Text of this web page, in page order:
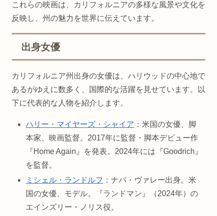
これらの映画は、カリフォルニアの多様な風景や文化を
反映し、州の魅力を世界に伝えています。
出身女優
カリフォルニア州出身の女優は、ハリウッドの中心地で
あるがゆえに数多く、国際的な活躍を見せています。以
下に代表的な人物を紹介します。
ハリー・マイヤーズ・シャイア ：米国の女優、脚
本家、映画監督。2017年に監督・脚本デビュー作
『Home Again』を発表。2024年には『Goodrich』
を監督。
ミシェル・ランドルフ ：ナパ・ヴァレー出身。米
国の女優、モデル。『ランドマン』（2024年）の
エインズリー・ノリス役。